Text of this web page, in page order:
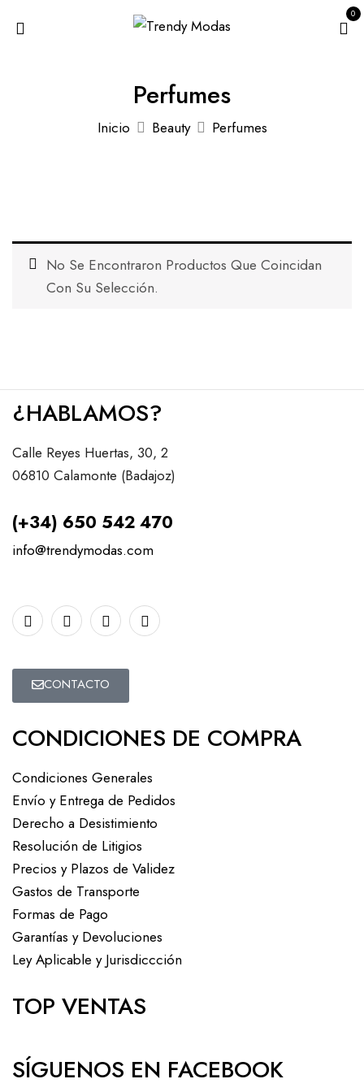
0
Perfumes
Inicio Beauty Perfumes
No Se Encontraron Productos Que Coincidan
Con Su Selección.
¿HABLAMOS?
Calle Reyes Huertas, 30, 2
06810 Calamonte (Badajoz)
(+34) 650 542 470
info@trendymodas.com
CONTACTO
CONDICIONES DE COMPRA
Condiciones Generales
Envío y Entrega de Pedidos
Derecho a Desistimiento
Resolución de Litigios
Precios y Plazos de Validez
Gastos de Transporte
Formas de Pago
Garantías y Devoluciones
Ley Aplicable y Jurisdiccción
TOP VENTAS
SÍGUENOS EN FACEBOOK